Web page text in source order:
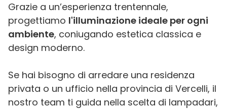
Grazie a un’esperienza trentennale,
progettiamo l'illuminazione ideale per ogni
ambiente, coniugando estetica classica e
design moderno.
Se hai bisogno di arredare una residenza
privata o un ufficio nella provincia di Vercelli, il
nostro team ti guida nella scelta di lampadari,